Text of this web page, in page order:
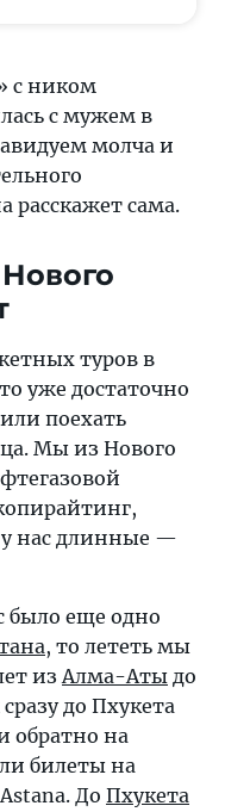
с ником
с мужем в
молча и
расскажет сама.
туров в
уже достаточно
поехать
Мы из Нового
у нас длинные —
было еще одно
, то лететь мы
изАлма-Аты до
до Пхукета
обратно на
билеты на
До Пхукета